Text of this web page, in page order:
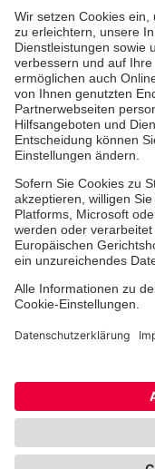
Als
Impressum